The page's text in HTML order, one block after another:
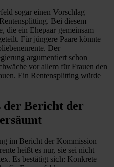
sogar einen Vorschlag
Bei diesem
die ein Ehepaar gemeinsam
Für jüngere Paare könnte
Der
argumentiert schon
vor allem für Frauen den
Ein Rentensplitting würde
der Bericht der
im Bericht der Kommission
heißt es nur, sie sei nicht
Es bestätigt sich: Konkrete